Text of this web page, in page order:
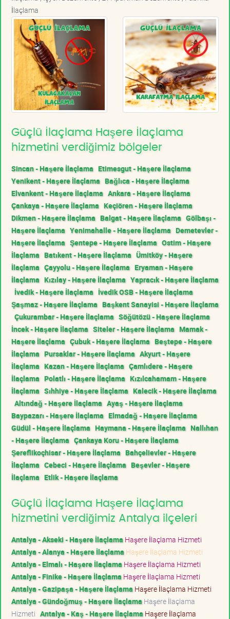
İlaçlama
Güçlü İlaçlama Haşere İlaçlama
hizmetini verdiğimiz bölgeler
Sincan - Haşere İlaçlama Etimesgut - Haşere İlaçlama
Yenikent - Haşere İlaçlama Bağlıca - Haşere İlaçlama
Elvankent - Haşere İlaçlama Ankara - Haşere İlaçlama
Çankaya - Haşere İlaçlama Keçiören - Haşere İlaçlama
Dikmen - Haşere İlaçlama Balgat - Haşere İlaçlama Gölbaşı -
Haşere İlaçlama Yenimahalle - Haşere İlaçlama Demetevler -
Haşere İlaçlama Şentepe - Haşere İlaçlama Ostim - Haşere
İlaçlama Batıkent - Haşere İlaçlama Ümitköy - Haşere
İlaçlama Çayyolu - Haşere İlaçlama Eryaman - Haşere
İlaçlama Kızılay - Haşere İlaçlama Yapracık - Haşere İlaçlama
İvedik - Haşere İlaçlama İvedik OSB - Haşere İlaçlama
Şaşmaz - Haşere İlaçlama Başkent Sanayisi - Haşere İlaçlama
Çukurambar - Haşere İlaçlama Söğütözü - Haşere İlaçlama
İncek - Haşere İlaçlama Siteler - Haşere İlaçlama Mamak -
Haşere İlaçlama Çubuk - Haşere İlaçlama Beştepe - Haşere
İlaçlama Pursaklar - Haşere İlaçlama Akyurt - Haşere
İlaçlama Kazan - Haşere İlaçlama Çamlıdere - Haşere
İlaçlama Polatlı - Haşere İlaçlama Kızılcahamam - Haşere
İlaçlama Sıhhiye - Haşere İlaçlama Kalecik - Haşere İlaçlama
Altındağ - Haşere İlaçlama Ayaş - Haşere İlaçlama
Baypazarı - Haşere İlaçlama Elmadağ - Haşere İlaçlama
Güdül - Haşere İlaçlama Haymana - Haşere İlaçlama Nallıhan
- Haşere İlaçlama Çankaya Koru - Haşere İlaçlama
Şereflikoçhisar - Haşere İlaçlama Bahçelievler - Haşere
İlaçlama Cebeci - Haşere İlaçlama Beşevler - Haşere
İlaçlama Etlik - Haşere İlaçlama
Güçlü İlaçlama Haşere İlaçlama
hizmetini verdiğimiz Antalya ilçeleri
Antalya - Akseki - Haşere İlaçlama Haşere İlaçlama Hizmeti
Antalya - Alanya - Haşere İlaçlama Haşere İlaçlama Hizmeti
Antalya - Elmalı - Haşere İlaçlama Haşere İlaçlama Hizmeti
Antalya - Finike - Haşere İlaçlama Haşere İlaçlama Hizmeti
Antalya - Gazipaşa - Haşere İlaçlama Haşere İlaçlama Hizmeti
Antalya - Gündoğmuş - Haşere İlaçlama Haşere İlaçlama
Hizmeti Antalya - Kaş - Haşere İlaçlama Haşere İlaçlama